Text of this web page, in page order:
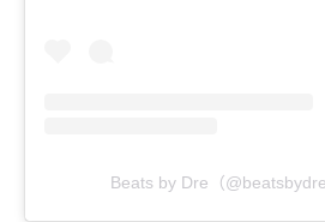
Beats by Dre（